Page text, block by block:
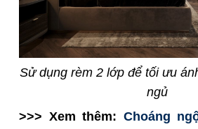
Sử dụng rèm 2 lớp để tối ưu
ngủ
>>> Xem thêm: Choáng